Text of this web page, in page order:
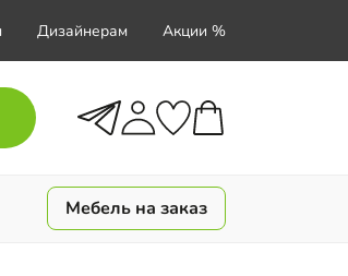
Дизайнерам Акции %
Мебель на заказ